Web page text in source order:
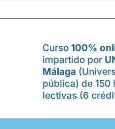
Curso 100%
impartido por
Málaga
pública) de 150
lectivas (6